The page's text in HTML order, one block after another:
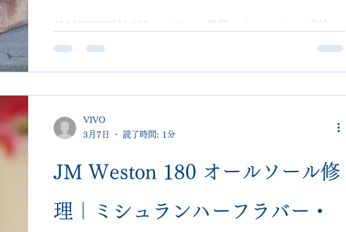
VIVOshoesalon】 郵送可 他店で
断られた修理受付
JM WESTON 180ローファー修理。オールソール交換、
JM Weston 180 オールソール修
理｜ミシュランハーフラバー・
VIVO
3月7日
読了時間: 1分